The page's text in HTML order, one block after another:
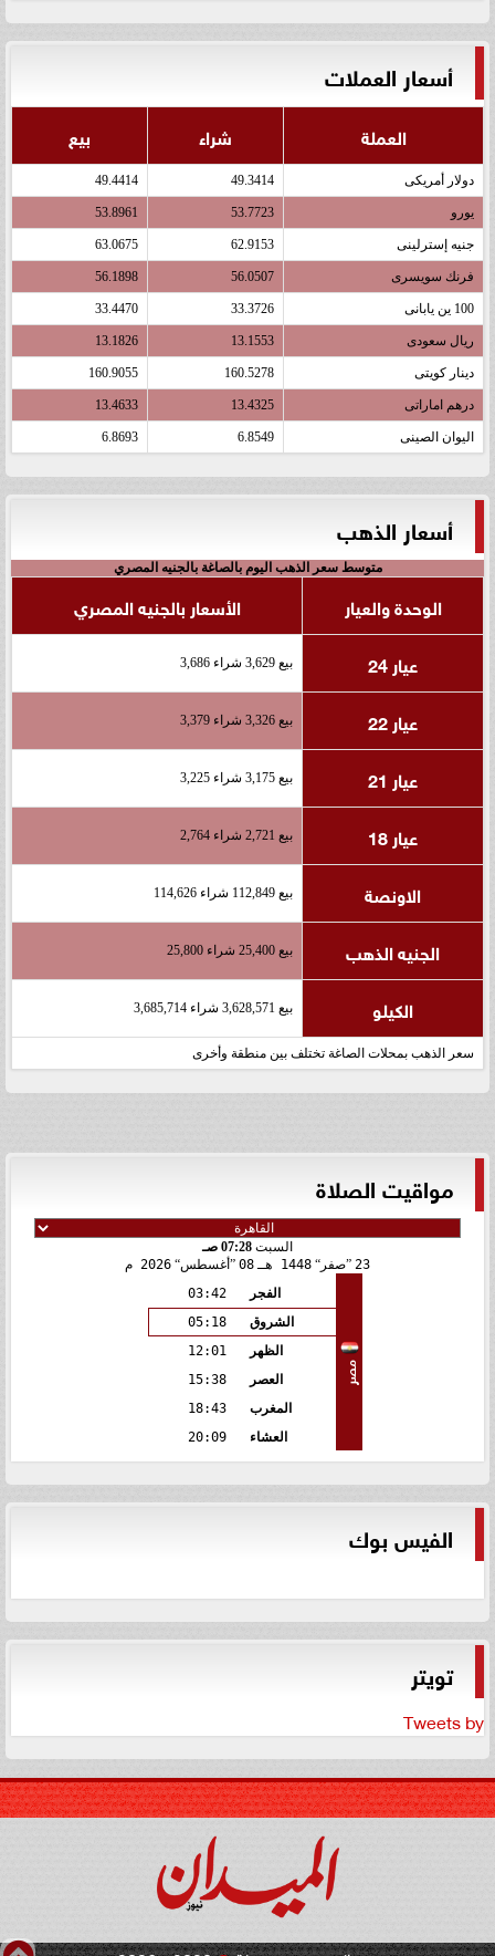
أسعار العملات
العملة شراء بيع
دولار أمريكى 49.3414
49.4414
يورو 53.7723
53.8961
جنيه إسترلينى 62.9153
63.0675
فرنك سويسرى 56.0507
56.1898
100 ين يابانى 33.3726
33.4470
ريال سعودى 13.1553
13.1826
دينار كويتى 160.5278
160.9055
درهم اماراتى 13.4325
13.4633
اليوان الصينى 6.8549
6.8693
أسعار الذهب
متوسط سعر الذهب اليوم بالصاغة بالجنيه المصري
الوحدة والعيار
الأسعار بالجنيه المصري
عيار 24
بيع 3,629 شراء 3,686
عيار 22 بيع 3,326 شراء 3,379
عيار 21 بيع 3,175 شراء 3,225
عيار 18 بيع 2,721 شراء 2,764
الاونصة بيع 112,849 شراء 114,626
الجنيه الذهب بيع 25,400 شراء 25,800
الكيلو بيع 3,628,571 شراء 3,685,714
سعر الذهب بمحلات الصاغة تختلف بين منطقة وأخرى
مواقيت الصلاة
السبت 07:28 صـ
23 صفر 1448 هـ 08 أغسطس 2026 م
مصر
الفجر
03:42
الشروق
05:18
الظهر
12:01
العصر
15:38
المغرب
18:43
العشاء
20:09
الفيس بوك
تويتر
Tweets by